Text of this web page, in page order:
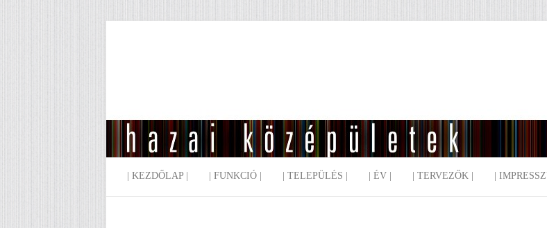
| KEZDŐLAP | | FUNKCIÓ | | TELEPÜLÉS | | ÉV | | TERVEZŐK | |